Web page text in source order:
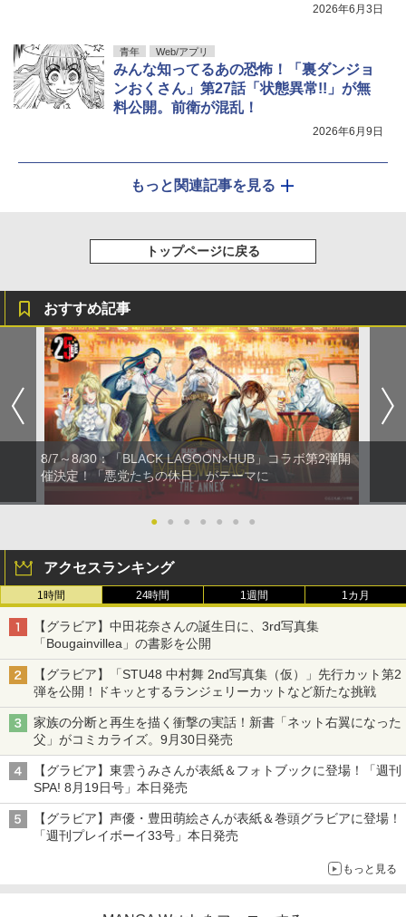
2026年6月3日
青年 Web/アプリ
みんな知ってるあの恐怖！「裏ダンジョ
ンおくさん」第27話「状態異常!!」が無
料公開。前衛が混乱！
2026年6月9日
もっと関連記事を見る
トップページに戻る
おすすめ記事
8/7～8/30：「BLACK LAGOON×HUB」コラボ第2弾開
催決定！「悪党たちの休日」がテーマに
● ● ● ● ● ● ●
アクセスランキング
1時間 24時間 1週間 1カ月
【グラビア】中田花奈さんの誕生日に、3rd写真集
「Bougainvillea」の書影を公開
【グラビア】「STU48 中村舞 2nd写真集（仮）」先行カット第2
弾を公開！ドキッとするランジェリーカットなど新たな挑戦
家族の分断と再生を描く衝撃の実話！新書「ネット右翼になった
父」がコミカライズ。9月30日発売
【グラビア】東雲うみさんが表紙＆フォトブックに登場！「週刊
SPA! 8月19日号」本日発売
【グラビア】声優・豊田萌絵さんが表紙＆巻頭グラビアに登場！
「週刊プレイボーイ33号」本日発売
もっと見る